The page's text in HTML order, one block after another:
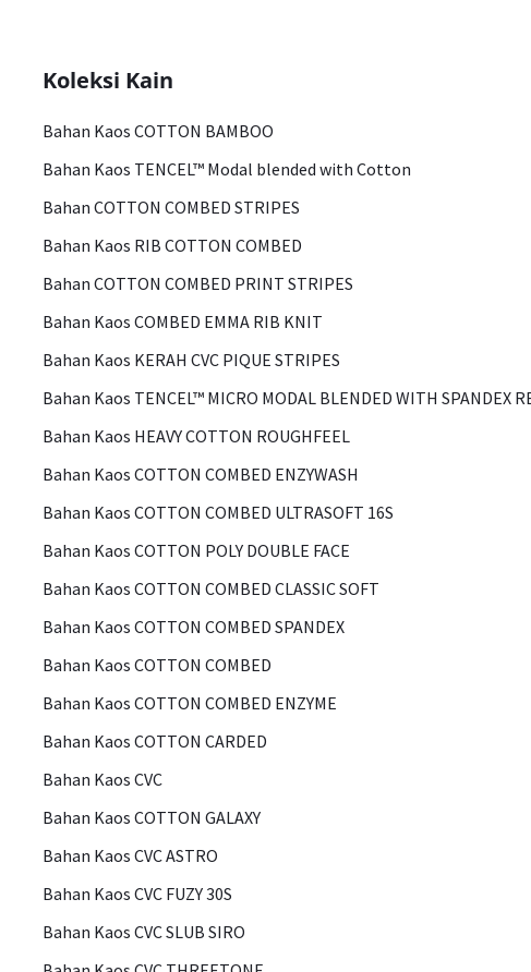
Koleksi Kain
Bahan Kaos COTTON BAMBOO
Bahan Kaos TENCEL™ Modal blended with Cotton
Bahan COTTON COMBED STRIPES
Bahan Kaos RIB COTTON COMBED
Bahan COTTON COMBED PRINT STRIPES
Bahan Kaos COMBED EMMA RIB KNIT
Bahan Kaos KERAH CVC PIQUE STRIPES
Bahan Kaos TENCEL™ MICRO MODAL BLENDED WITH SPANDEX
Bahan Kaos HEAVY COTTON ROUGHFEEL
Bahan Kaos COTTON COMBED ENZYWASH
Bahan Kaos COTTON COMBED ULTRASOFT 16S
Bahan Kaos COTTON POLY DOUBLE FACE
Bahan Kaos COTTON COMBED CLASSIC SOFT
Bahan Kaos COTTON COMBED SPANDEX
Bahan Kaos COTTON COMBED
Bahan Kaos COTTON COMBED ENZYME
Bahan Kaos COTTON CARDED
Bahan Kaos CVC
Bahan Kaos COTTON GALAXY
Bahan Kaos CVC ASTRO
Bahan Kaos CVC FUZY 30S
Bahan Kaos CVC SLUB SIRO